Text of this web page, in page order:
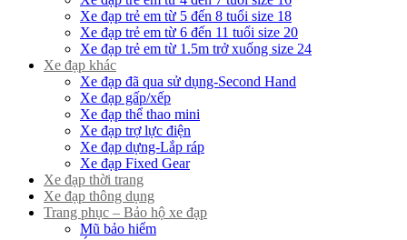
Xe đạp trẻ em từ 5 đến 8 tuổi size 18
Xe đạp trẻ em từ 6 đến 11 tuổi size 20
Xe đạp trẻ em từ 1.5m trở xuống size 24
Xe đạp khác
Xe đạp đã qua sử dụng-Second Hand
Xe đạp gấp/xếp
Xe đạp thể thao mini
Xe đạp trợ lực điện
Xe đạp dựng-Lắp ráp
Xe đạp Fixed Gear
Xe đạp thời trang
Xe đạp thông dụng
Trang phục – Bảo hộ xe đạp
Mũ bảo hiểm